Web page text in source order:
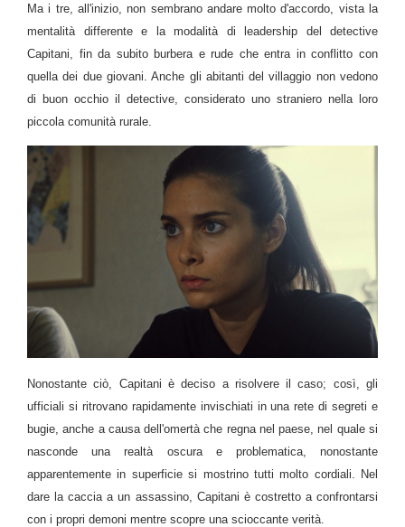
Ma i tre, all'inizio, non sembrano andare molto d'accordo, vista la
mentalità differente e la modalità di leadership del detective
Capitani, fin da subito burbera e rude che entra in conflitto con
quella dei due giovani. Anche gli abitanti del villaggio non vedono
di buon occhio il detective, considerato uno straniero nella loro
piccola comunità rurale.
Nonostante ciò, Capitani è deciso a risolvere il caso; così, gli
ufficiali si ritrovano rapidamente invischiati in una rete di segreti e
bugie, anche a causa dell'omertà che regna nel paese, nel quale si
nasconde una realtà oscura e problematica, nonostante
apparentemente in superficie si mostrino tutti molto cordiali. Nel
dare la caccia a un assassino, Capitani è costretto a confrontarsi
con i propri demoni mentre scopre una scioccante verità.